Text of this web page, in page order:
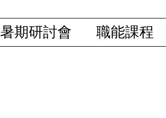
暑期研討會 職能課程